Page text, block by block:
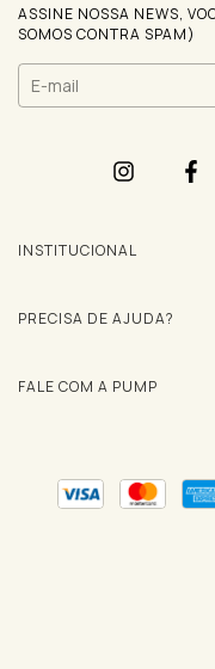
ASSINE NOSSA NEWS,
SOMOS CONTRA SPAM)
INSTITUCIONAL
PRECISA DE AJUDA?
FALE COM A PUMP